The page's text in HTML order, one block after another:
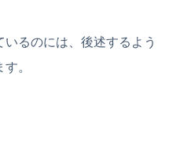
るのには、後述するよう
。